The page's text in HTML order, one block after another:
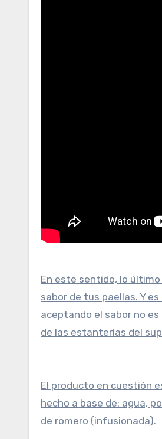
En este sentido, lo
sabor de tus paellas. Y
aceptando el sabor no
de las estanterías del
El producto en cuestión
hecho a base de: agua,
de romero (infusionada).